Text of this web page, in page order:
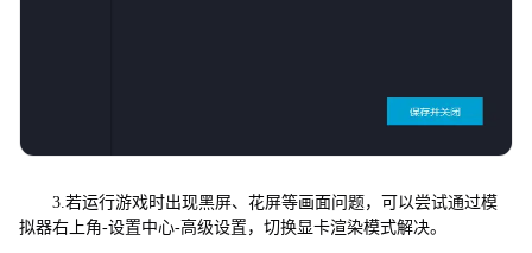
3.若运行游戏时出现黑屏、花屏等画面问题，可以尝试通过模
拟器右上角-设置中心-高级设置，切换显卡渲染模式解决。